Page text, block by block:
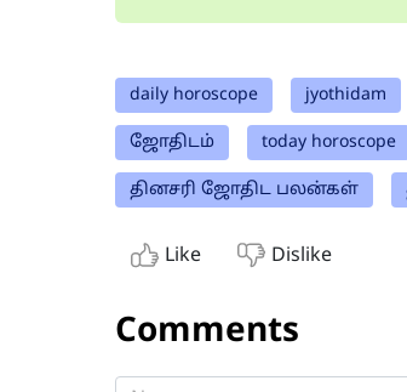
daily horoscope jyothidam
ஜோதிடம் today horoscope
தினசரி ஜோதிட பலன்கள்
Like Dislike
Comments